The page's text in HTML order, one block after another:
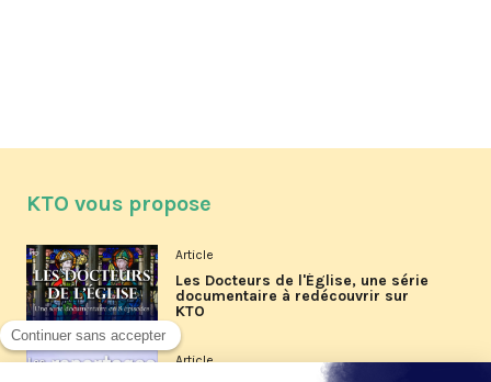
KTO vous propose
Article
Les Docteurs de l'Église, une série
documentaire à redécouvrir sur
KTO
Article